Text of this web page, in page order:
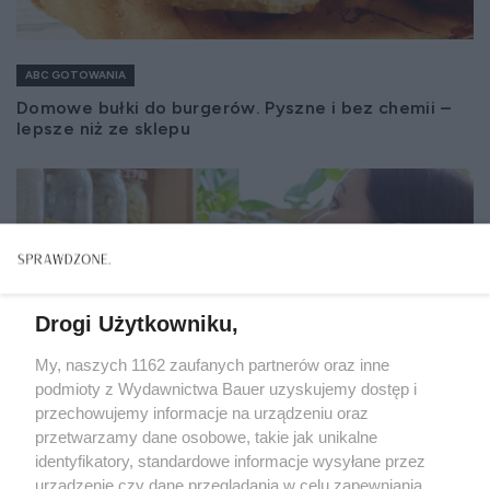
ABC GOTOWANIA
Domowe bułki do burgerów. Pyszne i bez chemii –
lepsze niż ze sklepu
Drogi Użytkowniku,
My, naszych 1162 zaufanych partnerów oraz inne
podmioty z Wydawnictwa Bauer uzyskujemy dostęp i
przechowujemy informacje na urządzeniu oraz
przetwarzamy dane osobowe, takie jak unikalne
identyfikatory, standardowe informacje wysyłane przez
urządzenie czy dane przeglądania w celu zapewniania